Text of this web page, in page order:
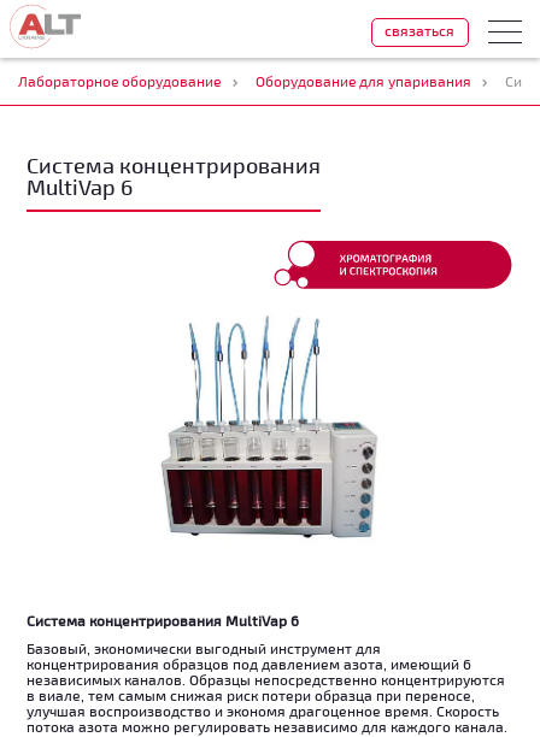
связаться
Лабораторное оборудование Оборудование для упаривания
Система концентрирования
MultiVap 6
Система концентрирования MultiVap 6
Базовый, экономически выгодный инструмент для
концентрирования образцов под давлением азота, имеющий 6
независимых каналов. Образцы непосредственно концентрируются
в виале, тем самым снижая риск потери образца при переносе,
улучшая воспроизводство и экономя драгоценное время. Скорость
потока азота можно регулировать независимо для каждого канала.